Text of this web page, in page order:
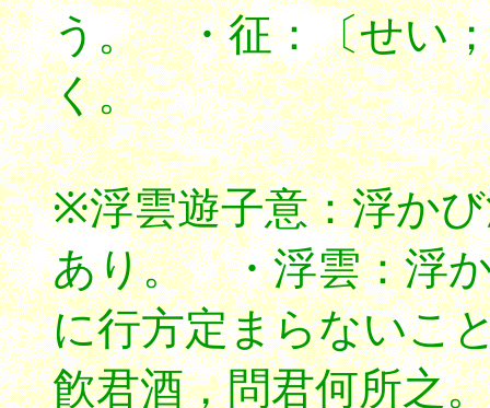
う。 ・征：〔せい；
く。
※浮雲遊子意：浮か
あり。 ・浮雲：浮
に行方定まらないこ
飮君酒，問君何所之